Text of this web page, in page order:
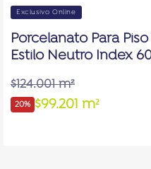
Exclusivo Online
Porcelanato Para
Estilo Neutro Index
$124.001 m²
20% $99.201 m²